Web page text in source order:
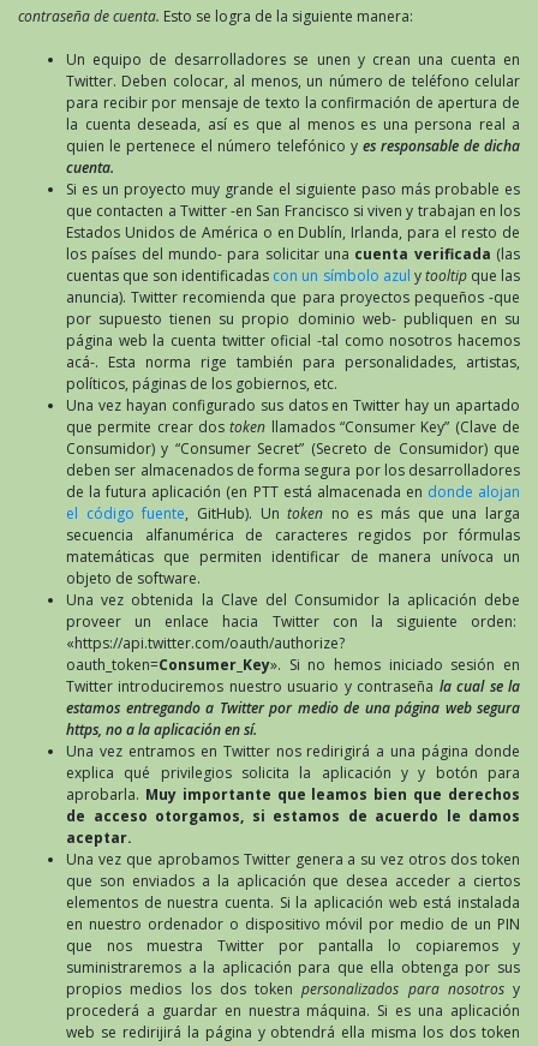
contraseña de cuenta. Esto se logra de la siguiente manera:
Un equipo de desarrolladores se unen y crean una cuenta en
Twitter. Deben colocar, al menos, un número de teléfono celular
para recibir por mensaje de texto la confirmación de apertura de
la cuenta deseada, así es que al menos es una persona real a
quien le pertenece el número telefónico y es responsable de dicha
cuenta.
Si es un proyecto muy grande el siguiente paso más probable es
que contacten a Twitter -en San Francisco si viven y trabajan en los
Estados Unidos de América o en Dublín, Irlanda, para el resto de
los países del mundo- para solicitar una cuenta verificada (las
cuentas que son identificadas con un símbolo azul ytooltipque las
anuncia). Twitter recomienda que para proyectos pequeños -que
por supuesto tienen su propio dominio web- publiquen en su
página web la cuenta twitter oficial -tal como nosotros hacemos
acá-. Esta norma rige también para personalidades, artistas,
políticos, páginas de los gobiernos, etc.
Una vez hayan configurado sus datos en Twitter hay un apartado
que permite crear dostoken llamados “Consumer Key” (Clave de
Consumidor) y “Consumer Secret” (Secreto de Consumidor) que
deben ser almacenados de forma segura por los desarrolladores
de la futura aplicación (en PTT está almacenada en donde alojan
el código fuente, GitHub). Untoken no es más que una larga
secuencia alfanumérica de caracteres regidos por fórmulas
matemáticas que permiten identificar de manera unívoca un
objeto de software.
Una vez obtenida la Clave del Consumidor la aplicación debe
proveer un enlace hacia Twitter con la siguiente orden:
«https://api.twitter.com/oauth/authorize?
oauth_token=Consumer_Key». Si no hemos iniciado sesión en
Twitter introduciremos nuestro usuario y contraseña la cual se la
estamos entregando a Twitter por medio de una página web segura
https, no a la aplicación en sí.
Una vez entramos en Twitter nos redirigirá a una página donde
explica qué privilegios solicita la aplicación y y botón para
aprobarla. Muy importante que leamos bien que derechos
de acceso otorgamos, si estamos de acuerdo le damos
aceptar.
Una vez que aprobamos Twitter genera a su vez otros dos token
que son enviados a la aplicación que desea acceder a ciertos
elementos de nuestra cuenta. Si la aplicación web está instalada
en nuestro ordenador o dispositivo móvil por medio de un PIN
que nos muestra Twitter por pantalla lo copiaremos y
suministraremos a la aplicación para que ella obtenga por sus
propios medios los dos tokenpersonalizados para nosotrosy
procederá a guardar en nuestra máquina. Si es una aplicación
web se redirijirá la página y obtendrá ella misma los dos token